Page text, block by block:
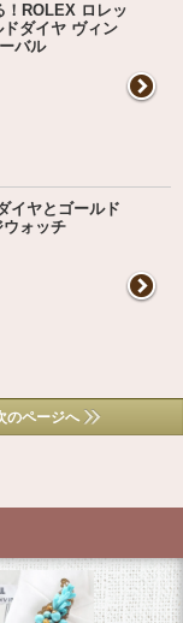
！ROLEX ロレッ
ダイヤ ヴィン
バル
イヤとゴールド
ォッチ
のページへ